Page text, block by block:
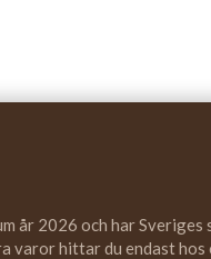
år 2026 och har
varor hittar du endast hos